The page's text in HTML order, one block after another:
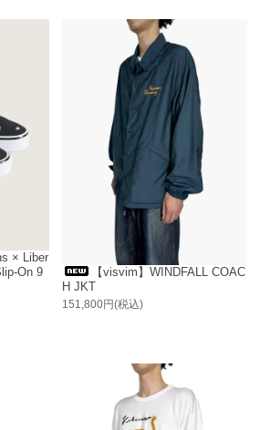
× Liber
On 9
【visvim】WINDFALL COAC
H JKT
151,800円(税込)